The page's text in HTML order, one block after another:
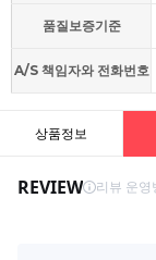
품질보증기준
A/S 책임자와 전화번호
상품정보